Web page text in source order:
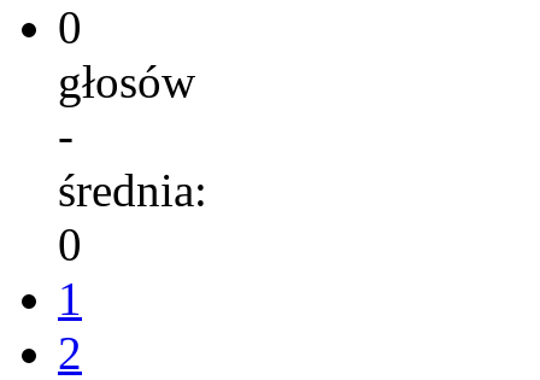
0
głosów
-
średnia:
0
1
2